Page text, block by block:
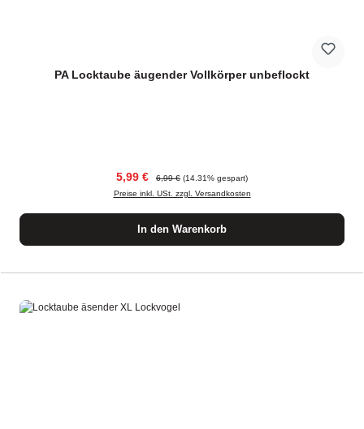
PA Locktaube äugender Vollkörper unbeflockt
Verkaufspreis:
5,99 € Regulärer Preis:
6,99 € (14.31% gespart)
Preise inkl. USt. zzgl. Versandkosten
In den Warenkorb